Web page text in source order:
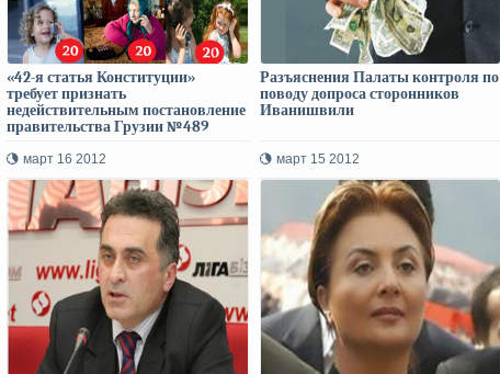
«42-я статья Конституции»
требует признать
недействительным постановление
правительства Грузии №489
март 16 2012
Разъяснения Палаты контроля по
поводу допроса сторонников
Иванишвили
март 15 2012